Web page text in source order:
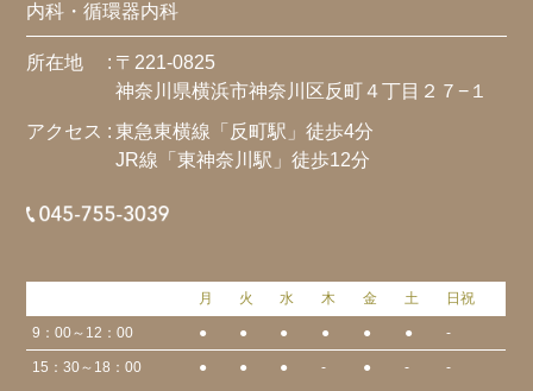
内科・循環器内科
所在地 : 〒221-0825
神奈川県横浜市神奈川区反町４丁目２７−１
アクセス : 東急東横線「反町駅」徒歩4分
JR線「東神奈川駅」徒歩12分
月 火 水 木 金 土 日祝
9：00～12：00 ● ● ● ● ● ● -
15：30～18：00 ● ● ● - ● - -